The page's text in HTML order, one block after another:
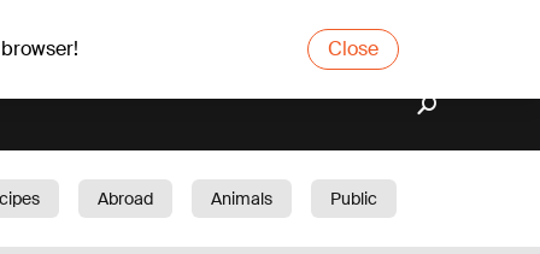
Close
Abroad Animals
Public